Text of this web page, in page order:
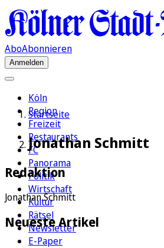
AboAbonnieren
Anmelden
Köln
Region
Freizeit
Restaurants
FC
Panorama
Politik
Wirtschaft
Kultur
Rätsel
Newsletter
E-Paper
Startseite
Jonathan Schmitt
Redaktion
Jonathan Schmitt
Neueste Artikel